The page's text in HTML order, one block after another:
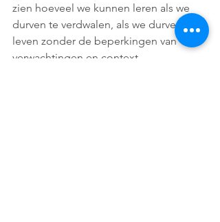
zien hoeveel we kunnen leren als we
durven te verdwalen, als we durven te
leven zonder de beperkingen van
verwachtingen en context.